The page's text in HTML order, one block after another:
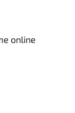
online